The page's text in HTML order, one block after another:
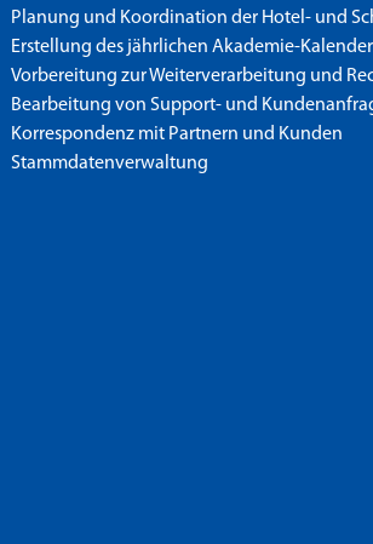
Planung und Koordination der Hotel- und
Erstellung des jährlichen Akademie-
Vorbereitung zur Weiterverarbeitung und
Bearbeitung von Support- und
Korrespondenz mit Partnern und Kunden
Stammdatenverwaltung